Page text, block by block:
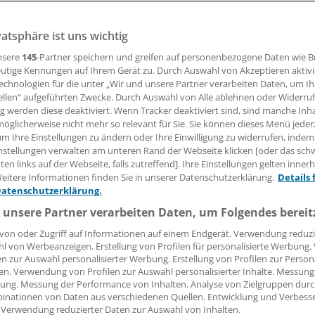
Ärzte mehr als im Jahr zuvor weist die aktuelle
in zwei Grafiken, wie hoch die Zuwächse aus den einzelnen
sind, und wie sich die Gesamtzahl der berufstätigen
Laufe der Jahre verändert hat.
Leserin, lieber Leser,
Beitrag können Sie lesen, sobald Sie sich
Jetzt anmelden »
Kostenlos
vergessen?
Problem beim Login?
ist mit wenigen Klicks erledigt und kostenlos.
des kostenlosen Login:
Analysen, Hintergründe und Infografiken
Interviews und Praxis-Tipps
ist uns wichtig
145-Partner speichern und greifen auf personenbezogene Daten wie
Kennungen auf Ihrem Gerät zu. Durch Auswahl von Akzeptieren
für die unter „Wir und unsere Partner verarbeiten Daten, um
aufgeführten Zwecke. Durch Auswahl von Alle ablehnen oder
werden diese deaktiviert. Wenn Tracker deaktiviert sind, sind manche
nicht mehr so relevant für Sie. Sie können dieses Menü
Ihre Einstellungen zu ändern oder Ihre Einwilligung zu widerrufen, indem
verwalten am unteren Rand der Webseite klicken [oder das
links auf der Webseite, falls zutreffend]. Ihre Einstellungen gelten
Informationen finden Sie in unserer Datenschutzerklärung. Details
Partner verarbeiten Daten, um Folgendes
oder Zugriff auf Informationen auf einem Endgerät. Verwendung
von Werbeanzeigen. Erstellung von Profilen für personalisierte
zur Auswahl personalisierter Werbung. Erstellung von Profilen zur
Verwendung von Profilen zur Auswahl personalisierter Inhalte.
Messung der Performance von Inhalten. Analyse von Zielgruppen
von Daten aus verschiedenen Quellen. Entwicklung und
reduzierter Daten zur Auswahl von Inhalten.